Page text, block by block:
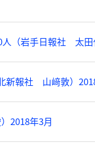
（岩手日報社 太田
新報社 山﨑敦）
2018年3月